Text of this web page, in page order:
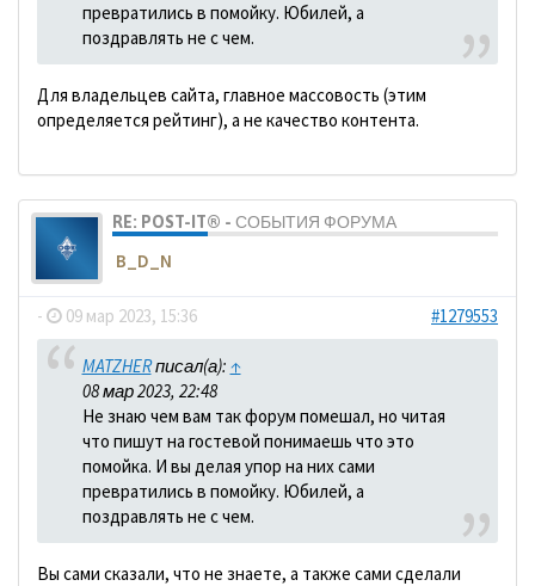
превратились в помойку. Юбилей, а
поздравлять не с чем.
Для владельцев сайта, главное массовость (этим
определяется рейтинг), а не качество контента.
RE: POST-IT® - СОБЫТИЯ ФОРУМА
B_D_N
- 09 мар 2023, 15:36 #1279553
MATZHERписал(а): ↑
08 мар 2023, 22:48
Не знаю чем вам так форум помешал, но читая
что пишут на гостевой понимаешь что это
помойка. И вы делая упор на них сами
превратились в помойку. Юбилей, а
поздравлять не с чем.
Вы сами сказали, что не знаете, а также сами сделали